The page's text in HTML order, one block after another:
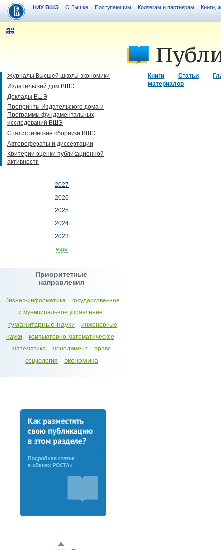
НИУ ВШЭ О Вышке Поступающим Коллегам и партнерам Книги,
Книги Статьи
материалов
Журналы Высшей школы экономики
Издательский дом ВШЭ
Доклады ВШЭ
Препринты Издательского дома и
Программы фундаментальных
исследований ВШЭ
Статистические сборники ВШЭ
Авторефераты и диссертации
Критерии оценки публикационной
активности
2027
2026
2025
2024
2023
ещё
Приоритетные
направления
бизнес-информатика
государственное
и муниципальное управление
гуманитарные науки
инженерные
науки
компьютерно-математическое
математика
менеджмент
право
социология
экономика